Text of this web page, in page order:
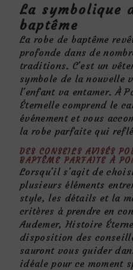
La symbolique
baptême
La robe de baptême
profonde dans de
traditions. C'est un
symbole de la nouvelle
l'enfant va entamer. À
Éternelle comprend le
événement et vous
la robe parfaite qui
DES CONSEILS AVISÉS
BAPTÊME PARFAITE À
Lorsqu'il s'agit de
plusieurs éléments
style, les détails et la
critères à prendre en
Audemer, Histoire
disposition des
sauront vous guider
idéale pour ce moment